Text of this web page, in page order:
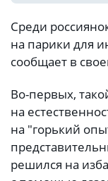
Среди
на парики для
сообщает в
Во-первых,
на
на "горький
решился на